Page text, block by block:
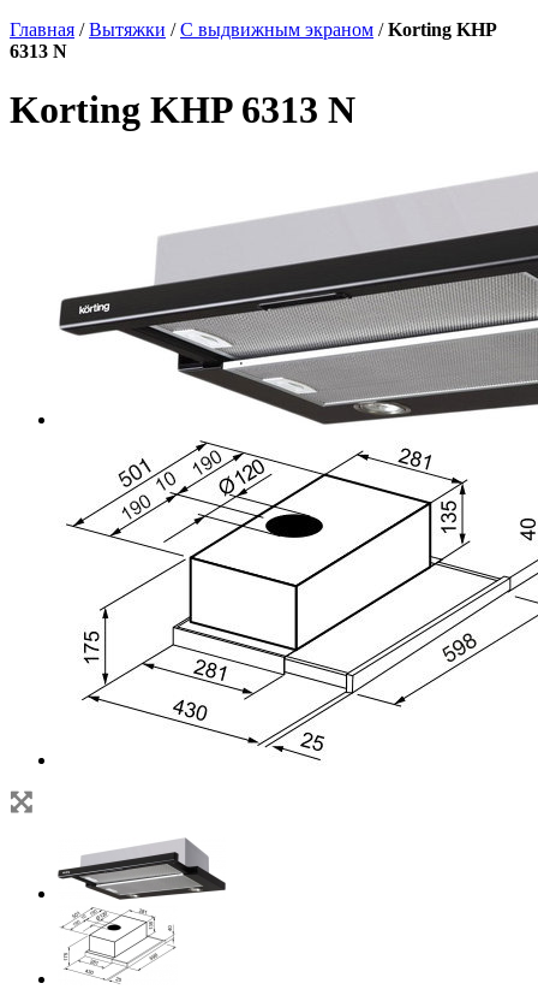
Главная /Вытяжки /С выдвижным экраном /Korting KHP
6313 N
Korting KHP 6313 N